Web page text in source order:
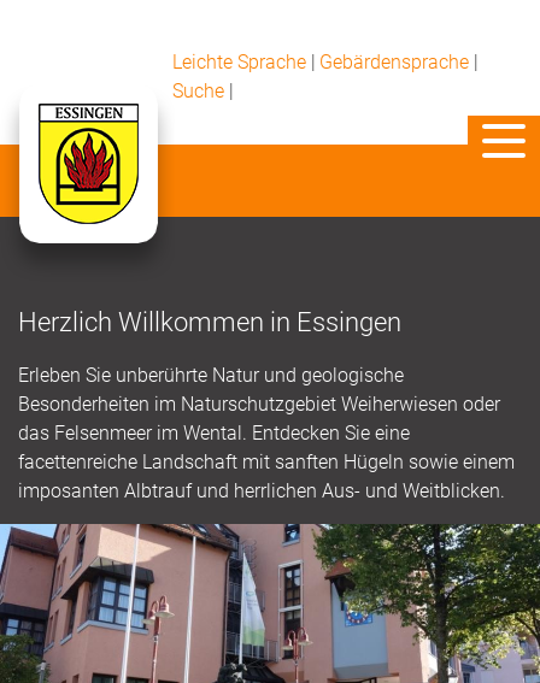
Leichte Sprache | Gebärdensprache |
Suche |
Herzlich Willkommen in Essingen
Erleben Sie unberührte Natur und geologische
Besonderheiten im Naturschutzgebiet Weiherwiesen oder
das Felsenmeer im Wental. Entdecken Sie eine
facettenreiche Landschaft mit sanften Hügeln sowie einem
imposanten Albtrauf und herrlichen Aus- und Weitblicken.